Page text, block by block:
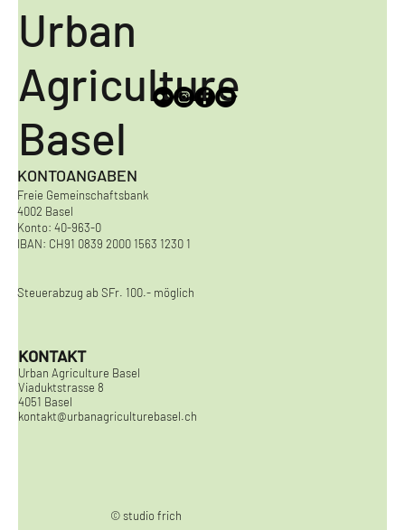
KONTAKT
Urban Agriculture Basel
Viaduktstrasse 8
4051 Basel
kontakt@urbanagriculturebasel.ch
© studio frich
KONTOANGABEN
Freie Gemeinschaftsbank
4002 Basel
Konto: 40-963-0
IBAN: CH91 0839 2000 1563 1230 1
Steuerabzug ab SFr. 100.- möglich
Urban
Agriculture
Basel